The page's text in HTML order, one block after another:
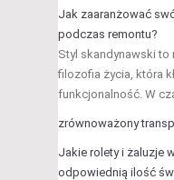
Jak zaaranżować
podczas remontu?
Styl skandynawski to
filozofia życia, która
funkcjonalność. W
zrównoważony
Jakie rolety i żaluzje
odpowiednią ilość